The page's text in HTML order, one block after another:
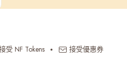
受 NF Tokens 接受優惠券